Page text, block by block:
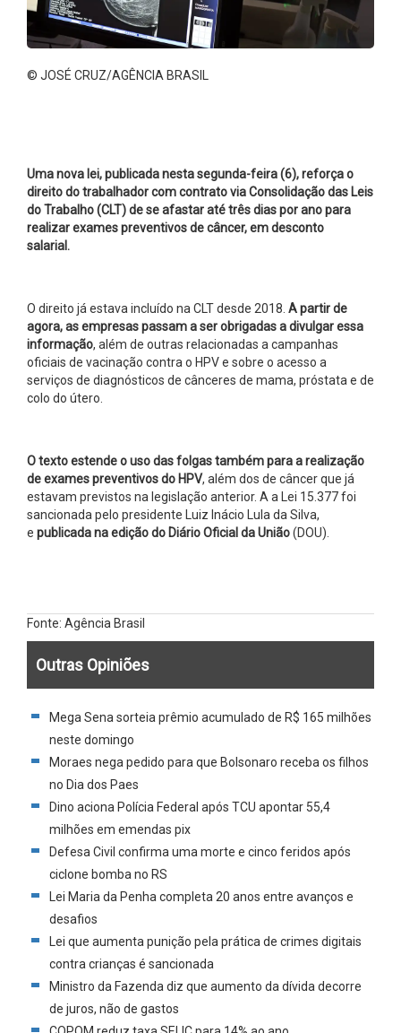
© JOSÉ CRUZ/AGÊNCIA BRASIL
Uma nova lei,publicada nesta segunda-feira(6), reforça o
direito do trabalhador com contrato via Consolidação das Leis
do Trabalho (CLT) de se afastar até três dias por ano para
realizar exames preventivos de câncer, em desconto
salarial.
O direito já estava incluído na CLT desde 2018. A partir de
agora, as empresas passam a ser obrigadas a divulgar essa
informação, além de outras relacionadas a campanhas
oficiais de vacinação contra o HPV e sobre o acesso a
serviços de diagnósticos de cânceres de mama, próstata e de
colo do útero.
O texto estende o uso das folgas também para a realização
de exames preventivos do HPV, além dos de câncer que já
estavam previstos na legislação anterior. A a Lei 15.377 foi
sancionada pelo presidente Luiz Inácio Lula da Silva,
e publicada na edição do Diário Oficial da União(DOU).
Fonte: Agência Brasil
Outras Opiniões
Mega Sena sorteia prêmio acumulado de R$ 165 milhões
neste domingo
Moraes nega pedido para que Bolsonaro receba os filhos
no Dia dos Paes
Dino aciona Polícia Federal após TCU apontar 55,4
milhões em emendas pix
Defesa Civil confirma uma morte e cinco feridos após
ciclone bomba no RS
Lei Maria da Penha completa 20 anos entre avanços e
desafios
Lei que aumenta punição pela prática de crimes digitais
contra crianças é sancionada
Ministro da Fazenda diz que aumento da dívida decorre
de juros, não de gastos